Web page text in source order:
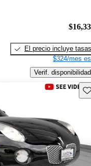
El precio incluye tasas
$324/mes
Verif. disponibilidad